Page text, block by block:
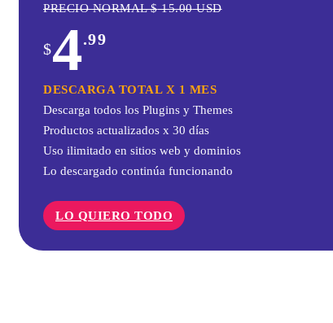
PRECIO NORMAL$15.00USD
$4.99
DESCARGA TOTAL X 1 MES
Descarga todos los Plugins y Themes
Productos actualizados x 30 días
Uso ilimitado en sitios web y dominios
Lo descargado continúa funcionando
LO QUIERO TODO